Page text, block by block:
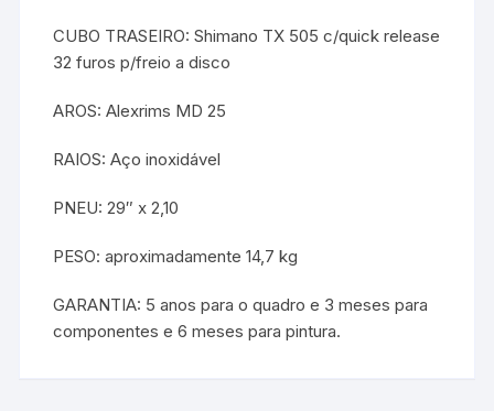
CUBO TRASEIRO: Shimano TX 505 c/quick release
32 furos p/freio a disco
AROS: Alexrims MD 25
RAIOS: Aço inoxidável
PNEU: 29″ x 2,10
PESO: aproximadamente 14,7 kg
GARANTIA: 5 anos para o quadro e 3 meses para
componentes e 6 meses para pintura.